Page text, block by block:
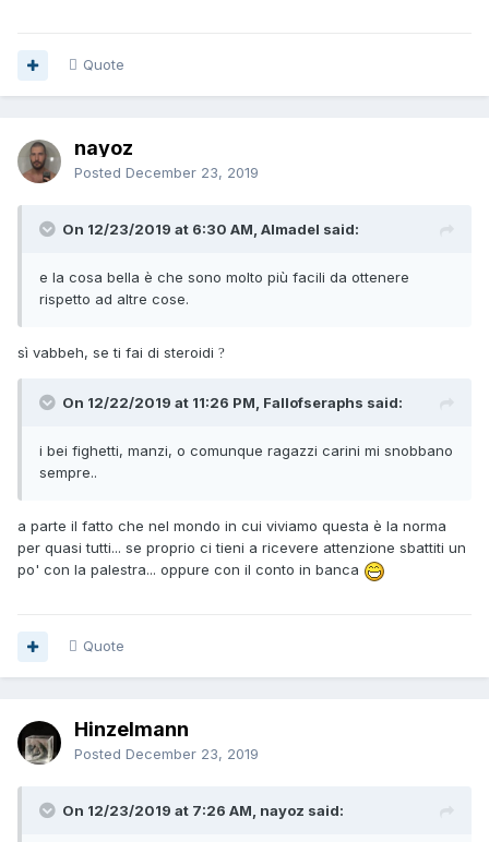
Quote
nayoz
Posted December 23, 2019
On 12/23/2019 at 6:30 AM, Almadel said:
e la cosa bella è che sono molto più facili da ottenere
rispetto ad altre cose.
sì vabbeh, se ti fai di steroidi ?
On 12/22/2019 at 11:26 PM, Fallofseraphs said:
i bei fighetti, manzi, o comunque ragazzi carini mi snobbano
sempre..
a parte il fatto che nel mondo in cui viviamo questa è la norma
per quasi tutti... se proprio ci tieni a ricevere attenzione sbattiti un
po' con la palestra... oppure con il conto in banca
Quote
Hinzelmann
Posted December 23, 2019
On 12/23/2019 at 7:26 AM, nayoz said: